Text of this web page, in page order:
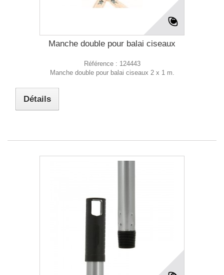
Manche double pour balai ciseaux
Référence : 124443
Manche double pour balai ciseaux 2 x 1 m.
Détails